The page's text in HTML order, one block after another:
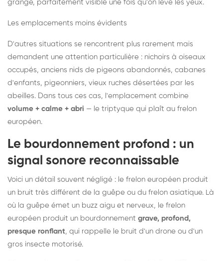
grange, parfaitement visible une fois qu'on lève les yeux.
Les emplacements moins évidents
D'autres situations se rencontrent plus rarement mais
demandent une attention particulière : nichoirs à oiseaux
occupés, anciens nids de pigeons abandonnés, cabanes
d'enfants, pigeonniers, vieux ruches désertées par les
abeilles. Dans tous ces cas, l'emplacement combine
volume + calme + abri — le triptyque qui plaît au frelon
européen.
Le bourdonnement profond : un
signal sonore reconnaissable
Voici un détail souvent négligé : le frelon européen produit
un bruit très différent de la guêpe ou du frelon asiatique. Là
où la guêpe émet un buzz aigu et nerveux, le frelon
européen produit un bourdonnement grave, profond,
presque ronflant, qui rappelle le bruit d'un drone ou d'un
gros insecte motorisé.